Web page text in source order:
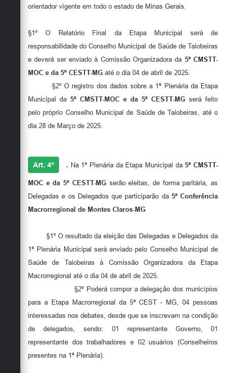
orientador vigente em todo o estado de Minas Gerais.
§1º O Relatório Final da Etapa Municipal será de
responsabilidade do Conselho Municipal de Saúde de Taiobeiras
e deverá ser enviado à Comissão Organizadora da 5ª CMSTT-
MOC e da 5ª CESTT-MG até o dia 04 de abril de 2025.
§2º O registro dos dados sobre a 1ª Plenária da Etapa
Municipal da 5ª CMSTT-MOC e da 5ª CESTT-MG será feito
pelo próprio Conselho Municipal de Saúde de Taiobeiras, até o
dia 28 de Março de 2025.
Art. 4º . Na 1ª Plenária da Etapa Municipal da5ª CMSTT-
MOC e da 5ª CESTT-MGserão eleitas, de forma paritária, as
Delegadas e os Delegados que participarão da 5ª Conferência
Macrorregional de Montes Claros-MG
§1º O resultado da eleição das Delegadas e Delegados da
1ª Plenária Municipal será enviado pelo Conselho Municipal de
Saúde de Taiobeiras à Comissão Organizadora da Etapa
Macrorregional até o dia 04 de abril de 2025.
§2º Poderá compor a delegação dos municípios
para a Etapa Macrorregional da 5ª CEST - MG, 04 pessoas
interessadas nos debates, desde que se inscrevam na condição
de delegados, sendo: 01 representante Governo, 01
representante dos trabalhadores e 02 usuários (Conselheiros
presentes na 1ª Plenária).